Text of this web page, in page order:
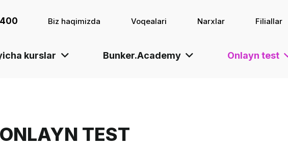
Biz haqimizda Voqealari Narxlar Filiallar
kurslar Bunker.Academy Onlayn test
TEST